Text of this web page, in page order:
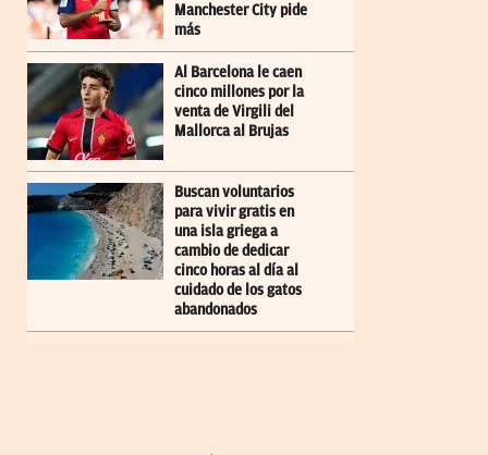
Manchester City pide
más
Al Barcelona le caen
cinco millones por la
venta de Virgili del
Mallorca al Brujas
Buscan voluntarios
para vivir gratis en
una isla griega a
cambio de dedicar
cinco horas al día al
cuidado de los gatos
abandonados